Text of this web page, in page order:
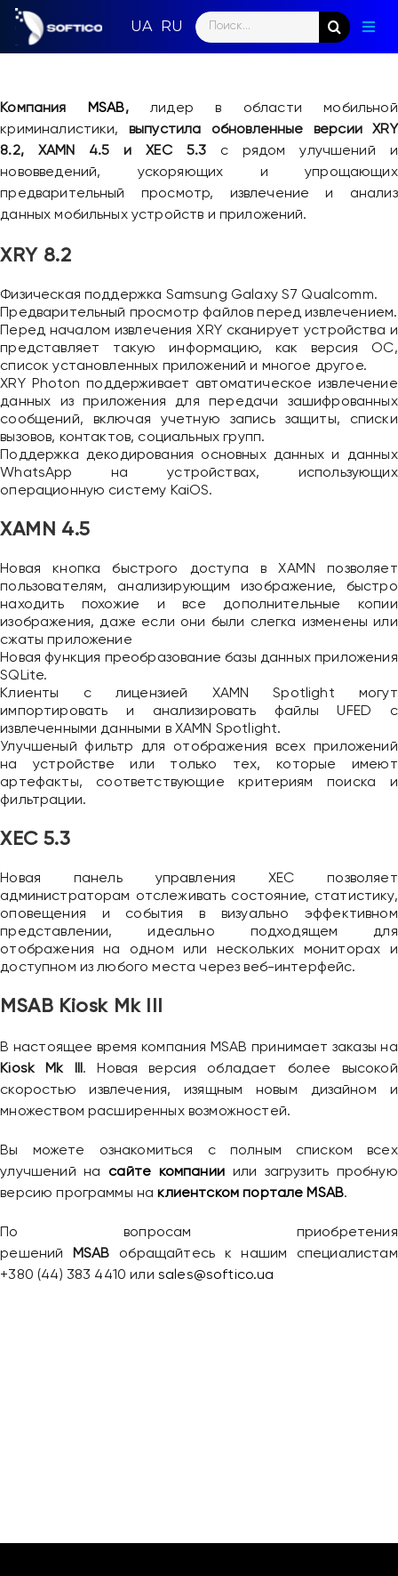
Skip
content
Search
for:
Компания MSAB,лидер в области мобильной
криминалистики,
выпустила обновленные версии XRY
8.2, XAMN 4.5 и XEC 5.3 с рядом улучшений и
нововведений, ускоряющих и упрощающих
предварительный просмотр, извлечение и анализ
данных мобильных устройств и приложений.
XRY 8.2
Физическая поддержка Samsung Galaxy S7 Qualcomm.
Предварительный просмотр файлов перед извлечением.
Перед началом извлечения XRY сканирует устройства и
представляет такую информацию, как версия ОС,
список установленных приложений и многое другое.
XRY Photon поддерживает автоматическое извлечение
данных из приложения для передачи зашифрованных
сообщений, включая учетную запись защиты, списки
вызовов, контактов, социальных групп.
Поддержка декодирования основных данных и данных
WhatsApp на устройствах, использующих
операционную систему KaiOS.
XAMN 4.5
Новая кнопка быстрого доступа в XAMN позволяет
пользователям, анализирующим изображение, быстро
находить похожие и все дополнительные копии
изображения, даже если они были слегка изменены или
сжаты приложение
Новая функция преобразование базы данных приложения
SQLite.
Клиенты с лицензией XAMN Spotlight могут
импортировать и анализировать файлы UFED с
извлеченными данными в XAMN Spotlight.
Улучшеный фильтр для отображения всех приложений
на устройстве или только тех, которые имеют
артефакты, соответствующие критериям поиска и
фильтрации.
XEC 5.3
Новая панель управления XEC позволяет
администраторам отслеживать состояние, статистику,
оповещения и события в визуально эффективном
представлении, идеально подходящем для
отображения на одном или нескольких мониторах и
доступном из любого места через веб-интерфейс.
MSAB Kiosk Mk III
В настоящее время компания MSAB принимает заказы на
Kiosk Mk III . Новая версия обладает более высокой
скоростью извлечения, изящным новым дизайном и
множеством расширенных возможностей.
Вы можете ознакомиться с полным списком всех
улучшений насайте компанииили загрузить пробную
версию программы наклиентском портале MSAB.
По вопросам приобретения
решений
MSAB обращайтесь к нашим специалистам
+380 (44) 383 4410 или sales@softico.ua
Привіт 👋, чим тобі допомогти?
Ми зазвичай відповідаємо дуже швидко